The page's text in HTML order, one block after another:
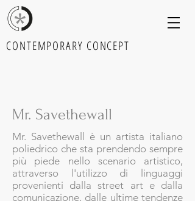
CONTEMPORARY CONCEPT
Mr. Savethewall
Mr. Savethewall è un artista italiano
poliedrico che sta prendendo sempre
più piede nello scenario artistico,
attraverso l'utilizzo di linguaggi
provenienti dalla street art e dalla
comunicazione, dalle ultime tendenze